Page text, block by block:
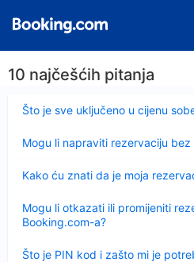
10 najčešćih pitanja
Što je sve uključeno u cijenu
Sažeto
Mogu li napraviti rezervaciju
Kako ću znati da je moja
Mogu li otkazati ili promijeniti
Booking.com-a?
Što je PIN kod i zašto mi je
Sažeto